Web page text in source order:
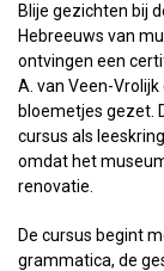
Blije gezichten bij
Hebreeuws van
ontvingen een
A. van Veen-
bloemetjes gezet.
cursus als
omdat het
renovatie.
De cursus begint
grammatica, de